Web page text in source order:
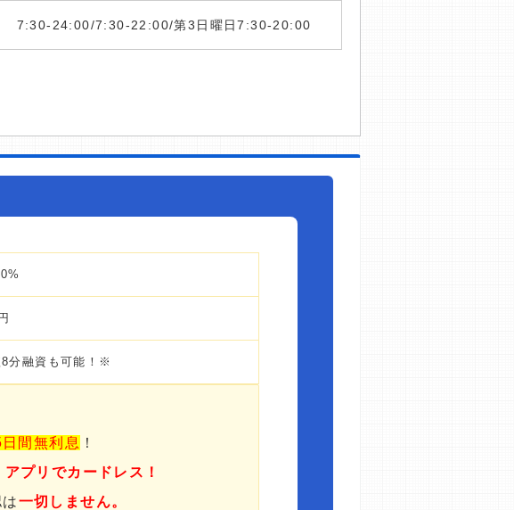
7:30-24:00/7:30-22:00/第3日曜日7:30-20:00
分融資も可能！※
間無利息 ！
アプリでカードレス！
一切しません。